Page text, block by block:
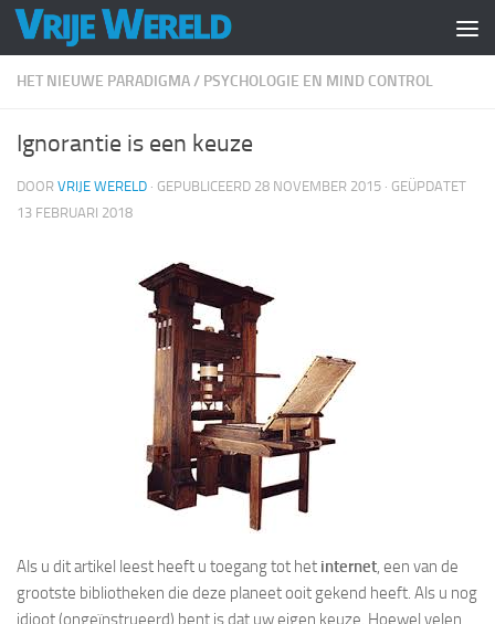
Doorgaan naar inhoud
HET NIEUWE PARADIGMA/ PSYCHOLOGIE EN MIND CONTROL
Ignorantie is een keuze
DOOR VRIJE WERELD · GEPUBLICEERD 28 NOVEMBER 2015 · GEÜPDATET
13 FEBRUARI 2018
Als u dit artikel leest heeft u toegang tot het internet, een van de
grootste bibliotheken die deze planeet ooit gekend heeft. Als u nog
idioot (ongeïnstrueerd) bent is dat uw eigen keuze. Hoewel velen